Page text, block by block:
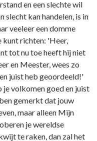
en een slechte wil
slecht kan handelen, is in
veeleer een domme
kunt richten: 'Heer,
tot nu toe heeft hij niet
en Meester, wees zo
juist heb geoordeeld!'
je volkomen goed en juist
gemerkt dat jouw
maar alleen Mijn
je wereldse
te raken, dan zal het